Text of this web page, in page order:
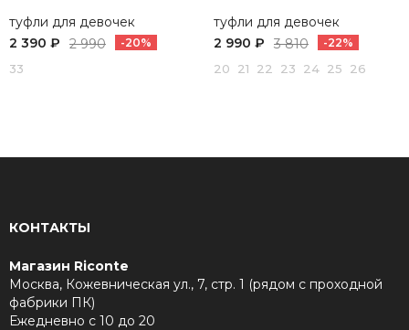
туфли для девочек
2 390 ₽
2 990 -20%
33
туфли для девочек
2 990 ₽
3 810 -22%
20 21 22 23 24 25 26
КОНТАКТЫ
Магазин Riconte
Москва, Кожевническая ул., 7, стр. 1 (рядом с проходной
фабрики ПК)
Ежедневно с 10 до 20